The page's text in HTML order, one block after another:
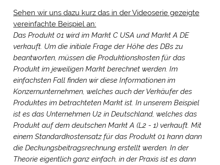
Sehen wir uns dazu kurz das in der Videoserie gezeigte
vereinfachte Beispiel an:
Das Produkt 01 wird im Markt C USA und Markt A DE
verkauft. Um die initiale Frage der Höhe des DBs zu
beantworten, müssen die Produktionskosten für das
Produkt im jeweiligen Markt berechnet werden. Im
einfachsten Fall finden wir diese Informationen im
Konzernunternehmen, welches auch der Verkäufer des
Produktes im betrachteten Markt ist. In unserem Beispiel
ist es das Unternehmen U2 in Deutschland, welches das
Produkt auf dem deutschen Markt A (L2 - 1) verkauft. Mit
einem Standardkostensatz für das Produkt 01 kann dann
die Deckungsbeitragsrechnung erstellt werden. In der
Theorie eigentlich ganz einfach, in der Praxis ist es dann